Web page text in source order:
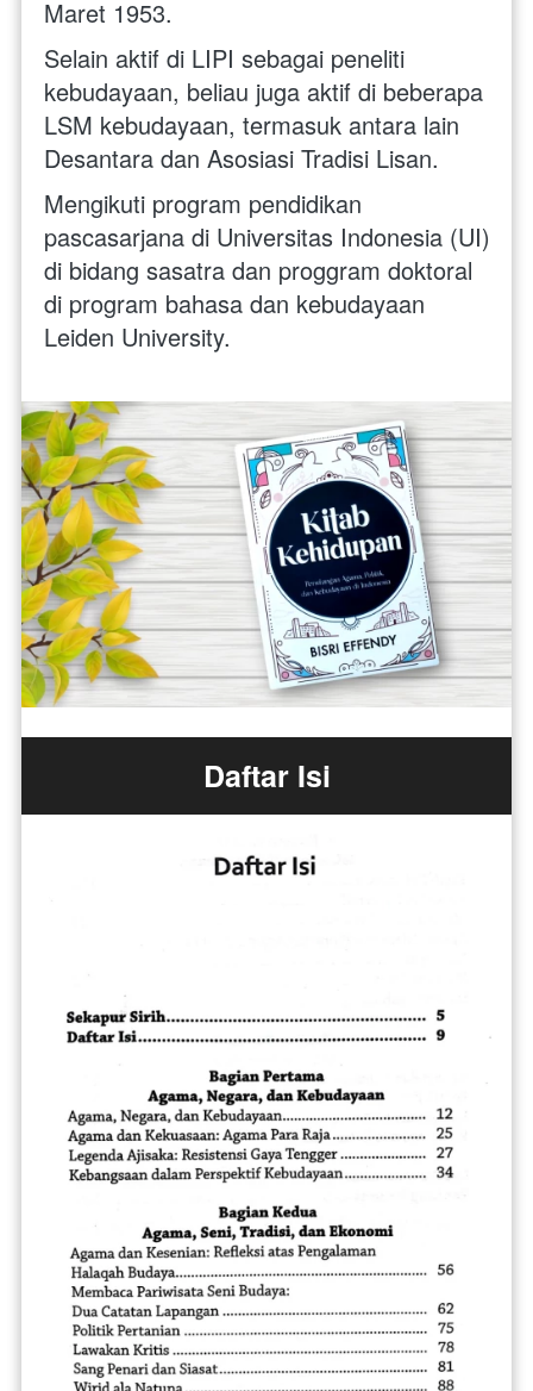
Maret 1953.
Selain aktif di LIPI sebagai peneliti
kebudayaan, beliau juga aktif di beberapa
LSM kebudayaan, termasuk antara lain
Desantara dan Asosiasi Tradisi Lisan.
Mengikuti program pendidikan
pascasarjana di Universitas Indonesia (UI)
di bidang sasatra dan proggram doktoral
di program bahasa dan kebudayaan
Leiden University.
Daftar Isi